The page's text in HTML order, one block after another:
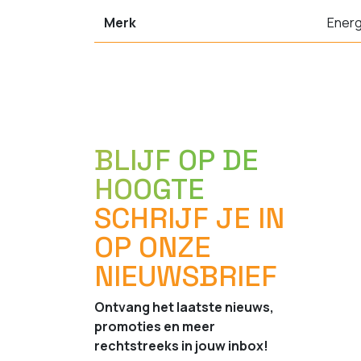
Merk
BLIJF OP DE
HOOGTE
SCHRIJF JE IN
OP ONZE
NIEUWSBRIEF
Ontvang het laatste nieuws,
promoties en meer
rechtstreeks in jouw inbox!